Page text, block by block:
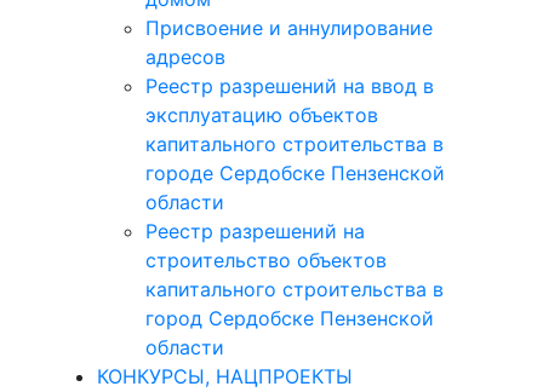
Присвоение и аннулирование
адресов
Реестр разрешений на ввод в
эксплуатацию объектов
капитального строительства в
городе Сердобске Пензенской
области
Реестр разрешений на
строительство объектов
капитального строительства в
город Сердобске Пензенской
области
КОНКУРСЫ, НАЦПРОЕКТЫ